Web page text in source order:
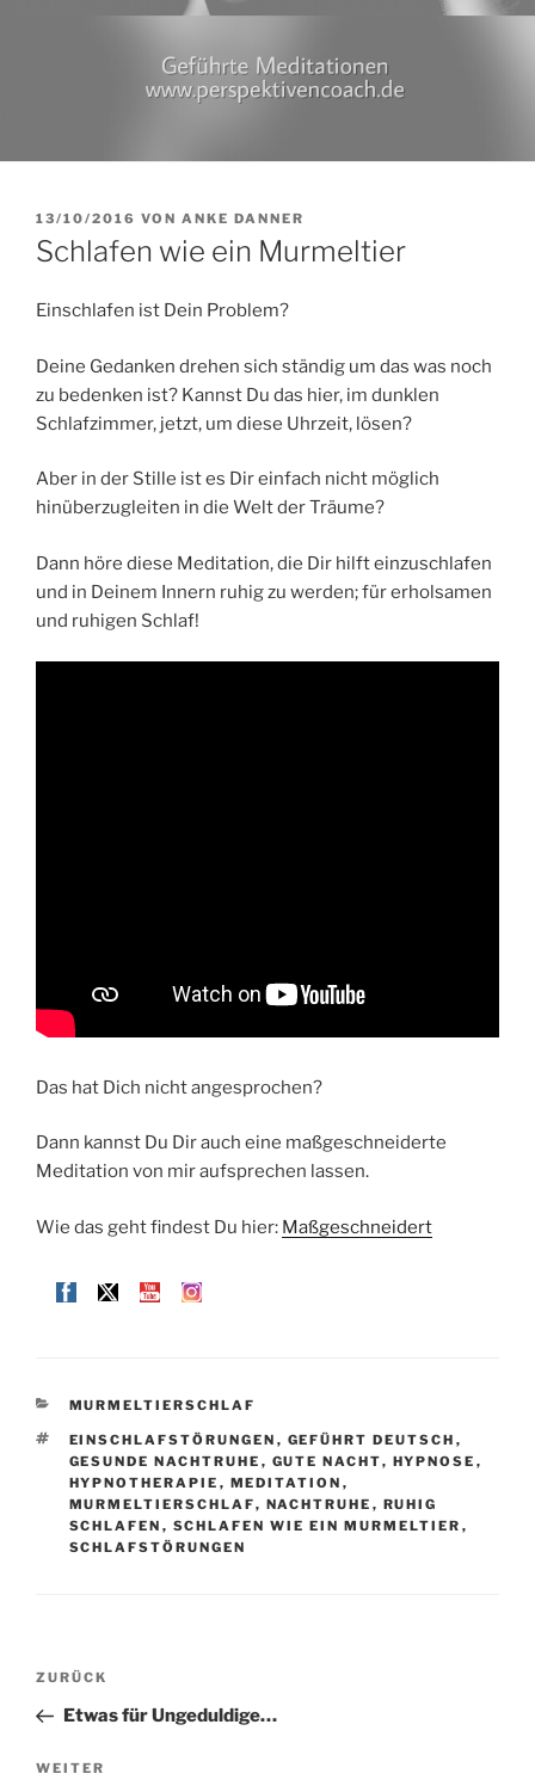
VERÖFFENTLICHT
AM
13/10/2016 VON ANKE DANNER
Schlafen wie ein Murmeltier
Einschlafen ist Dein Problem?
Deine Gedanken drehen sich ständig um das was noch
zu bedenken ist? Kannst Du das hier, im dunklen
Schlafzimmer, jetzt, um diese Uhrzeit, lösen?
Aber in der Stille ist es Dir einfach nicht möglich
hinüberzugleiten in die Welt der Träume?
Dann höre diese Meditation, die Dir hilft einzuschlafen
und in Deinem Innern ruhig zu werden; für erholsamen
und ruhigen Schlaf!
Das hat Dich nicht angesprochen?
Dann kannst Du Dir auch eine maßgeschneiderte
Meditation von mir aufsprechen lassen.
Wie das geht findest Du hier: Maßgeschneidert
KATEGORIEN
MURMELTIERSCHLAF
SCHLAGWÖRTER
EINSCHLAFSTÖRUNGEN , GEFÜHRT DEUTSCH ,
GESUNDE NACHTRUHE , GUTE NACHT, HYPNOSE ,
HYPNOTHERAPIE , MEDITATION ,
MURMELTIERSCHLAF, NACHTRUHE , RUHIG
SCHLAFEN , SCHLAFEN WIE EIN MURMELTIER ,
SCHLAFSTÖRUNGEN
Beitragsnavigation
Vorheriger
Beitrag
ZURÜCK
Etwas für Ungeduldige…
Nächster
WEITER